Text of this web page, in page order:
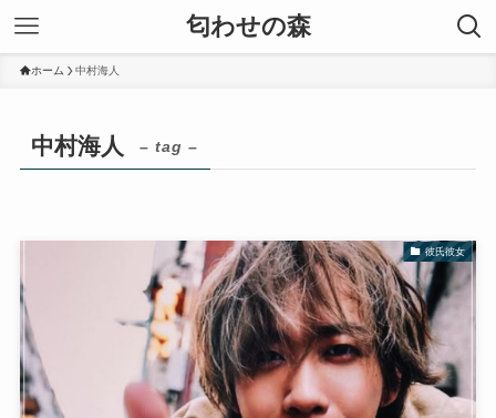
匂わせの森
ホーム 中村海人
中村海人 – tag –
彼氏彼女